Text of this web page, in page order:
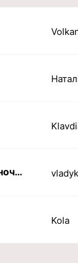
Цей кум, цей кум мені щоночі сниться
Kola